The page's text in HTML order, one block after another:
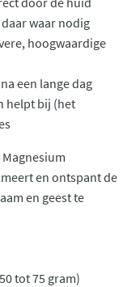
waar nodig
hoogwaardige
een lange dag
helpt bij (het
en ontspant de
en geest te
tot 75 gram)